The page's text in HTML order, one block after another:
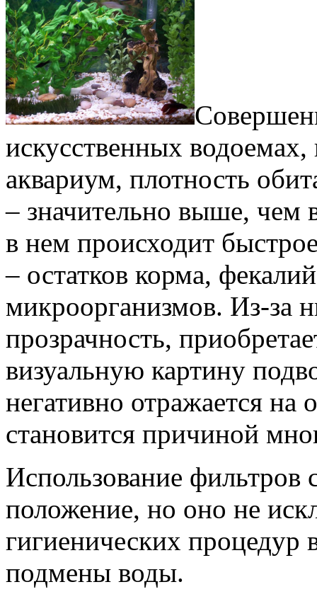
искусственных
аквариум, плотность
– значительно выше,
в нем происходит
– остатков корма,
микроорганизмов. Из-за
прозрачность,
визуальную картину
негативно отражается
становится причиной
Использование фильтров
положение, но оно не
гигиенических процедур
подмены воды.